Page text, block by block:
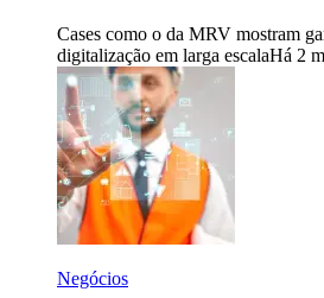
Cases como o da MRV mostram
digitalização em larga escalaHá 2
Negócios